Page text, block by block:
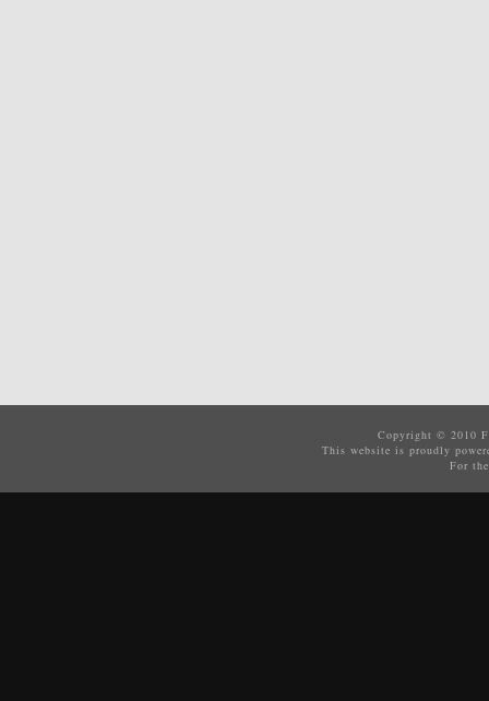
Copyright © 2010
This website is proudly
For